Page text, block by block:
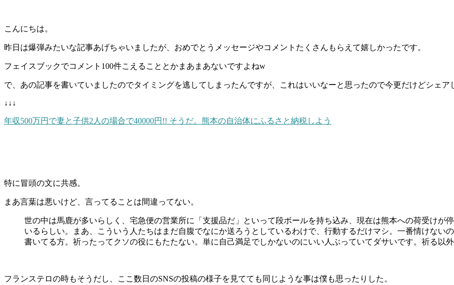
こんにちは。
昨日は爆弾みたいな記事あげちゃいましたが、おめでとうメッセージやコメントたくさんもらえて嬉しかったです。
フェイスブックでコメント100件こえることとかまあまあないですよねw
で、あの記事を書いていましたのでタイミングを逃してしまったんですが、これはいいなーと思ったので今更だけどシェア
↓↓↓
年収500万円で妻と子供2人の場合で40000円!! そうだ。熊本の自治体にふるさと納税しよう
特に冒頭の文に共感。
まあ言葉は悪いけど、言ってることは間違ってない。
世の中は馬鹿が多いらしく、宅急便の営業所に「支援品だ」といって段ボールを持ち込み、現在は熊本への荷受けが
いるらしい。まあ、こういう人たちはまだ自腹でなにか送ろうとしているわけで、行動するだけマシ。一番情けない
書いてる方。祈ったってクソの役にもたたない。単に自己満足でしかないのにいい人ぶっていてダサいです。祈る以
フランステロの時もそうだし、ここ数日のSNSの投稿の様子を見てても同じような事は僕も思ったりした。